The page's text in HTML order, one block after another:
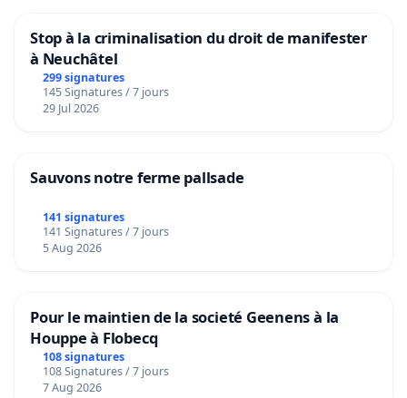
Stop à la criminalisation du droit de manifester
à Neuchâtel
299 signatures
145 Signatures / 7 jours
29 Jul 2026
Sauvons notre ferme pallsade
141 signatures
141 Signatures / 7 jours
5 Aug 2026
Pour le maintien de la societé Geenens à la
Houppe à Flobecq
108 signatures
108 Signatures / 7 jours
7 Aug 2026